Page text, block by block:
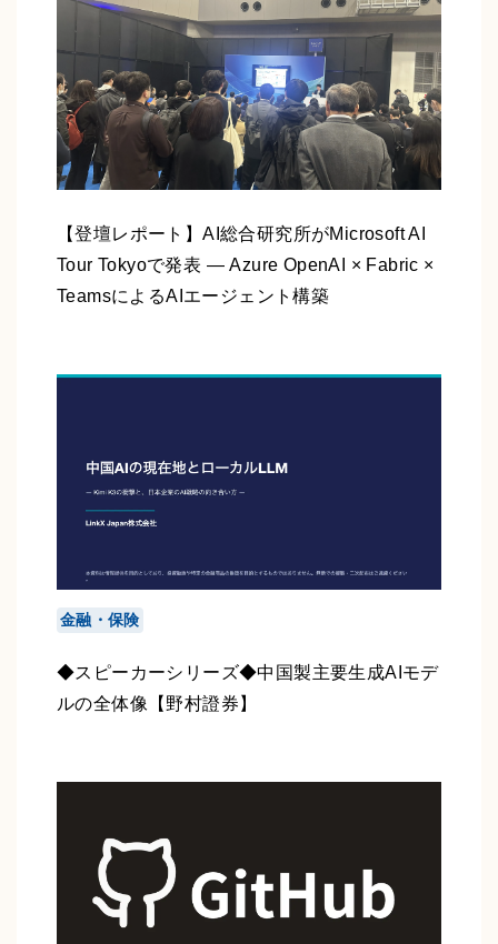
【登壇レポート】AI総合研究所がMicrosoft AI
Tour Tokyoで発表 ― Azure OpenAI × Fabric ×
TeamsによるAIエージェント構築
金融・保険
◆スピーカーシリーズ◆中国製主要生成AIモデ
ルの全体像【野村證券】